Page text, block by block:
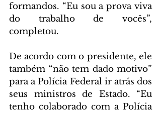
formandos. “Eu sou a prova viva
do trabalho de vocês”,
completou.
De acordo com o presidente, ele
também “não tem dado motivo”
para a Polícia Federal ir atrás dos
seus ministros de Estado. “Eu
tenho colaborado com a Polícia